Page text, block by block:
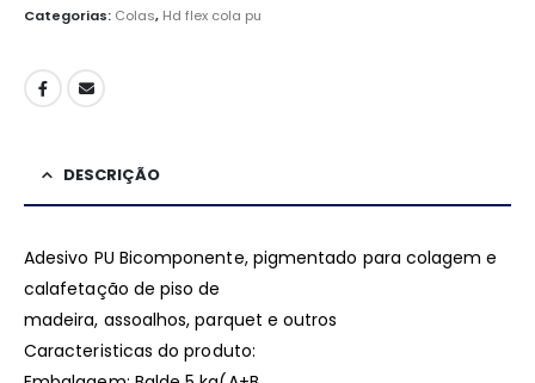
Categorias: Colas, Hd flex cola pu
DESCRIÇÃO
Adesivo PU Bicomponente, pigmentado para colagem e
calafetação de piso de
madeira, assoalhos, parquet e outros
Caracteristicas do produto: